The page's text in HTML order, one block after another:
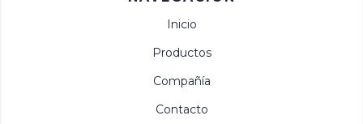
Inicio
Productos
Compañía
Contacto